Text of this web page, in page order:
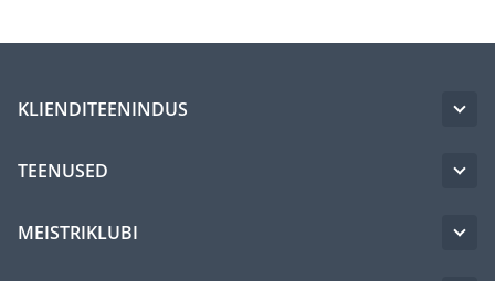
KLIENDITEENINDUS
TEENUSED
MEISTRIKLUBI